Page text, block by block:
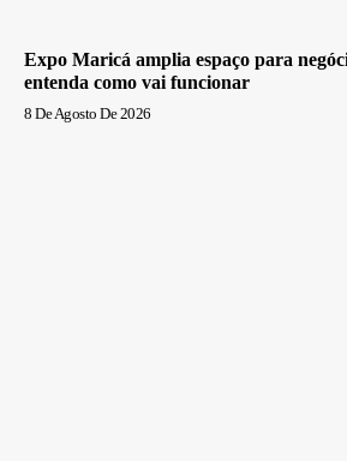
Expo Maricá amplia espaço para
entenda como vai funcionar
8 De Agosto De 2026